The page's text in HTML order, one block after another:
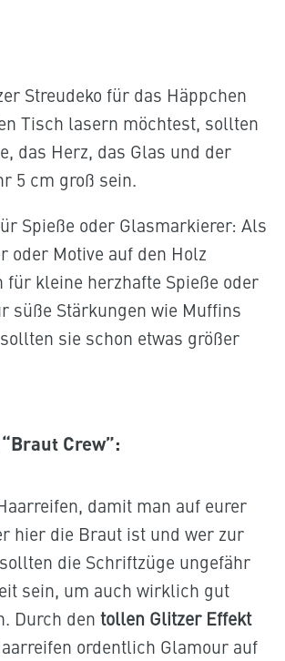
Streudeko für das Häppchen
Tisch lasern möchtest, sollten
das Herz, das Glas und der
5 cm groß sein.
Spieße oder Glasmarkierer: Als
oder Motive auf den Holz
für kleine herzhafte Spieße oder
süße Stärkungen wie Muffins
sie schon etwas größer
Crew”:
damit man auf eurer
hier die Braut ist und wer zur
die Schriftzüge ungefähr
sein, um auch wirklich gut
Durch den tollen Glitzer Effekt
ordentlich Glamour auf